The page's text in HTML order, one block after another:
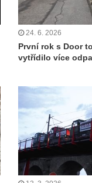
24. 6. 2026
První rok s Door
vytřídilo více